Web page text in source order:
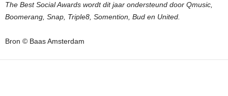
The Best Social Awards wordt dit jaar ondersteund door Qmusic,
Boomerang, Snap, Triple8, Somention, Bud en United.
Bron © Baas Amsterdam